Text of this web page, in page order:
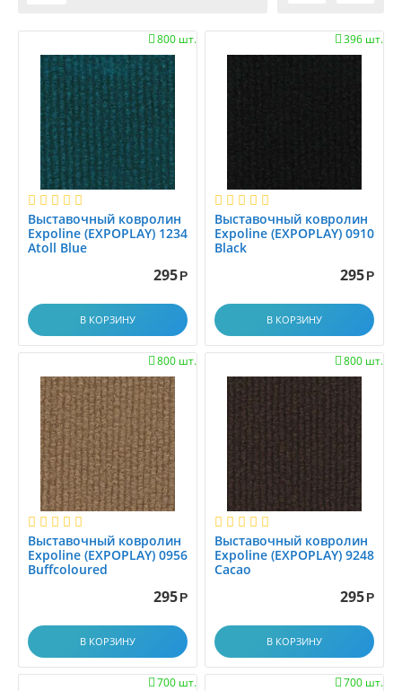
Распродажа
800 шт.

Выставочный ковролин
Expoline (EXPOPLAY) 1234
Atoll Blue
295 Р
В КОРЗИНУ
396 шт.

Выставочный ковролин
Expoline (EXPOPLAY) 0910
Black
295 Р
В КОРЗИНУ
800 шт.

Выставочный ковролин
Expoline (EXPOPLAY) 0956
Buffcoloured
295 Р
В КОРЗИНУ
800 шт.

Выставочный ковролин
Expoline (EXPOPLAY) 9248
Cacao
295 Р
В КОРЗИНУ
700 шт.
 700 шт.
